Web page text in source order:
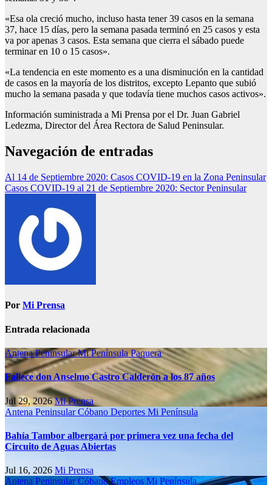
«Esa ola creció mucho, incluso hasta tener 39 casos en la semana
37, hace 15 días, pero la semana pasada terminó en 25 casos y esta
va por apenas 3 casos. Esta semana que cierra el sábado puede
terminar en 10 o 15 casos».
«La tendencia en este momento es a una disminución en la cantidad
de casos en la mayoría de los distritos, excepto Lepanto que subió
mucho la semana pasada y que todavía tiene muchos casos activos».
Información suministrada a Mi Prensa por el Dr. Juan Gabriel
Ledezma, Director del Área Rectora de Salud Peninsular.
Navegación de entradas
Al 14 de Septiembre 2020: Casos COVID-19 en la Zona Peninsular
Casos COVID-19 al 21 de Septiembre 2020: Sector Peninsular
Por Mi Prensa
Entrada relacionada
Antena PeninsularMi PenínsulaPaquera
Fallece don Anselmo Castro Calderón a los 87 años
Jul 29, 2026Mi Prensa
Antena PeninsularCóbano Deportes Mi Península
Bahía Tambor albergará por primera vez una fecha del
Circuito de Aguas Abiertas
Jul 16, 2026 Mi Prensa
Antena PeninsularCóbanoEmpleos Mi Península